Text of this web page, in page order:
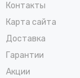
Контакты
Карта сайта
Доставка
Гарантии
Акции